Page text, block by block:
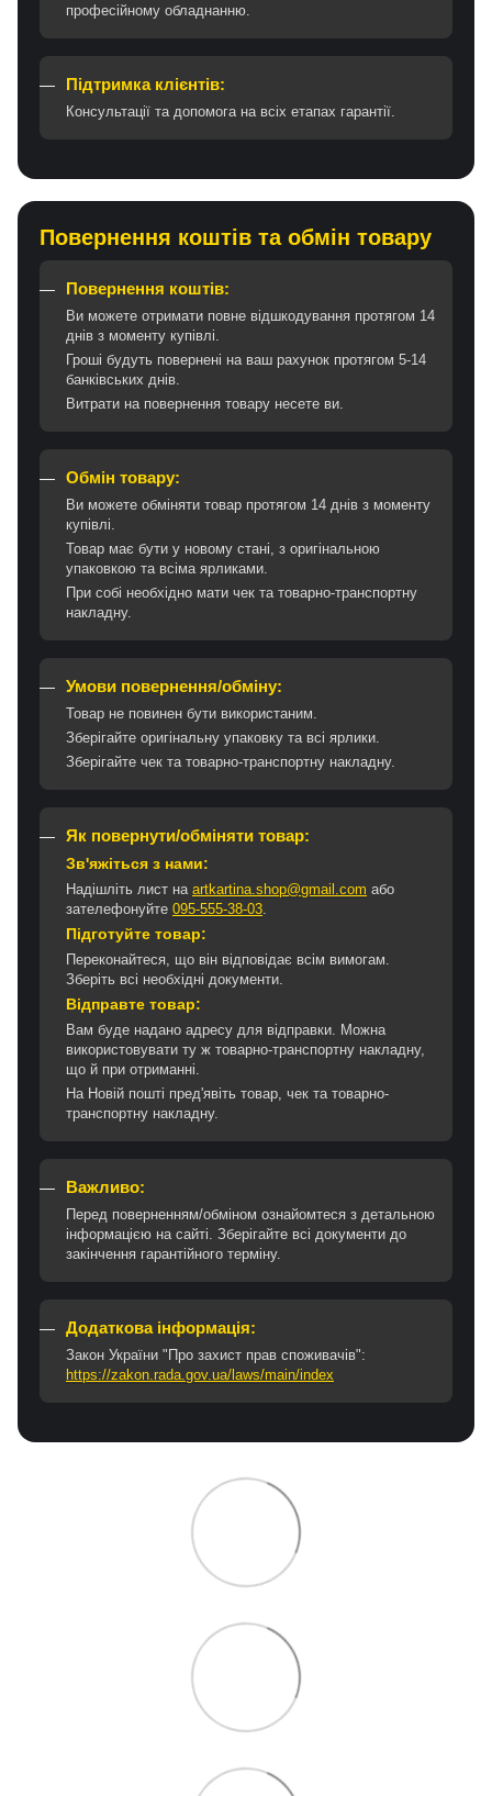
професійному обладнанню.
Підтримка клієнтів:
Консультації та допомога на всіх етапах гарантії.
Повернення коштів та обмін товару
Повернення коштів:
Ви можете отримати повне відшкодування протягом 14
днів з моменту купівлі.
Гроші будуть повернені на ваш рахунок протягом 5-14
банківських днів.
Витрати на повернення товару несете ви.
Обмін товару:
Ви можете обміняти товар протягом 14 днів з моменту
купівлі.
Товар має бути у новому стані, з оригінальною
упаковкою та всіма ярликами.
При собі необхідно мати чек та товарно-транспортну
накладну.
Умови повернення/обміну:
Товар не повинен бути використаним.
Зберігайте оригінальну упаковку та всі ярлики.
Зберігайте чек та товарно-транспортну накладну.
Як повернути/обміняти товар:
Зв'яжіться з нами:
Надішліть лист на artkartina.shop@gmail.com або
зателефонуйте 095-555-38-03
Підготуйте товар:
Переконайтеся, що він відповідає всім вимогам.
Зберіть всі необхідні документи.
Відправте товар:
Вам буде надано адресу для відправки. Можна
використовувати ту ж товарно-транспортну накладну,
що й при отриманні.
На Новій пошті пред'явіть товар, чек та товарно-
транспортну накладну.
Важливо:
Перед поверненням/обміном ознайомтеся з детальною
інформацією на сайті. Зберігайте всі документи до
закінчення гарантійного терміну.
Додаткова інформація:
Закон України "Про захист прав споживачів":
https://zakon.rada.gov.ua/laws/main/index